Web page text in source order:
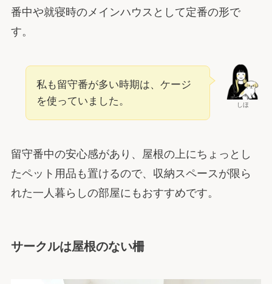
番中や就寝時のメインハウスとして定番の形で
す。
しほ
私も留守番が多い時期は、ケージ
を使っていました。
留守番中の安心感があり、屋根の上にちょっとし
たペット用品も置けるので、収納スペースが限ら
れた一人暮らしの部屋にもおすすめです。
サークルは屋根のない柵